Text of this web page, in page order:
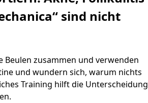
sind nicht
Beulen zusammen und verwenden
und wundern sich, warum nichts
Training hilft die Unterscheidung